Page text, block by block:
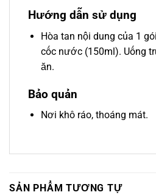
Hướng dẫn sử dụng
Hòa tan nội dung của 1
cốc nước (150ml). Uống
ăn.
Bảo quản
Nơi khô ráo, thoáng mát.
SẢN PHẨM TƯƠNG TỰ